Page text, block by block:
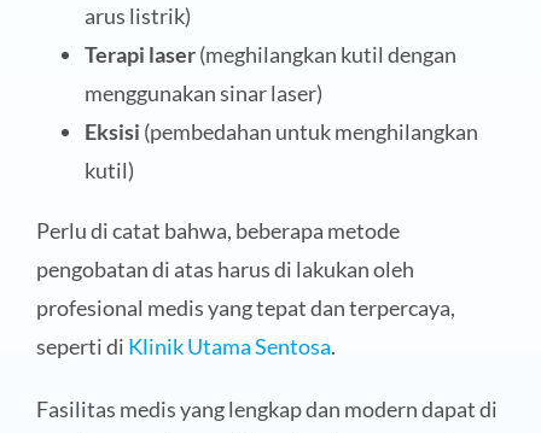
arus listrik)
Terapi laser(meghilangkan kutil dengan
menggunakan sinar laser)
Eksisi (pembedahan untuk menghilangkan
kutil)
Perlu di catat bahwa, beberapa metode
pengobatan di atas harus di lakukan oleh
profesional medis yang tepat dan terpercaya,
seperti di Klinik Utama Sentosa.
Fasilitas medis yang lengkap dan modern dapat di